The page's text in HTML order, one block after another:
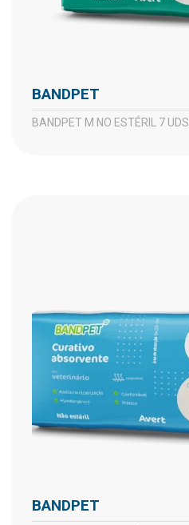
BANDPET
BANDPET M NO ESTÉRIL 7 UDS
BANDPET